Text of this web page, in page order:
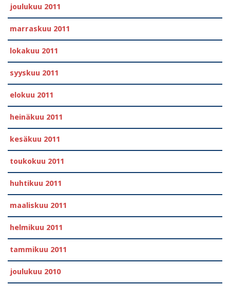
joulukuu 2011
marraskuu 2011
lokakuu 2011
syyskuu 2011
elokuu 2011
heinäkuu 2011
kesäkuu 2011
toukokuu 2011
huhtikuu 2011
maaliskuu 2011
helmikuu 2011
tammikuu 2011
joulukuu 2010